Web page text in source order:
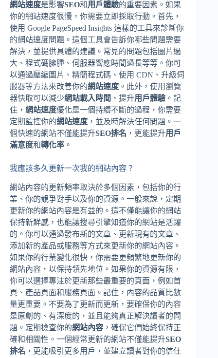
網站速度是影響SEO和用戶體驗的重要因素。如果
你的網站速度很慢，你需要立即採取行動。首先，
使用 Google PageSpeed Insights 這樣的工具來診斷你
的網站速度問題。這個工具會告訴你哪些問題需要
解決，並提供具體的建議。常見的問題包括圖片過
大、程式碼臃腫、伺服器響應時間過長等等。你可
以通過壓縮圖片、精簡程式碼、使用 CDN、升級伺
服器等方法來改善你的網站速度 。此外，使用瀏覽
器快取可以減少網站載入時間 ，提升用戶體驗 。記
住， 網站速度優化是一個持續不斷的過程，你需要
定期監控你的網站速度 ，並及時解決任何問題。一
個快速的網站不僅能提升SEO排名 ，更能提升用戶
滿意度和轉化率 。
我應該多久更新一次我的網站內容？
網站內容的更新頻率取決於多個因素，包括你的行
業、你的競爭對手以及你的資源。一般來說，定期
更新你的網站內容是有益的。這不僅能讓你的網站
保持新鮮感，也能讓搜尋引擎知道你的網站是活躍
的。你可以通過發布新的文章、更新現有的文章、
添加新的產品或服務等方式來更新你的網站內容。
如果你的行業變化很快，你需要更頻繁地更新你的
網站內容，以保持領先地位。如果你的資源有限，
你可以選擇專注於更新那些最重要的頁面，例如首
頁、產品頁面和服務頁面。記住，內容的品質比數
量更重要。不要為了更新而更新，要確保你的內容
是原創的、有深度的，並且能夠真正解決讀者的問
題。定期檢查你的網站內容 ，確保它們始終保持正
確和相關性。一個經常更新的網站不僅能提升SEO
排名 ，更能吸引更多用戶，並建立讀者對你的信任